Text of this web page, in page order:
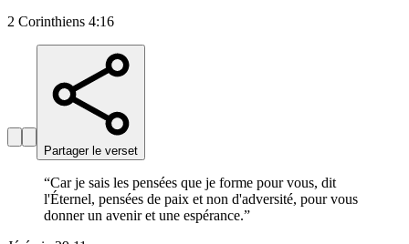
2 Corinthiens 4:16
Partager le verset
“Car je sais les pensées que je forme pour vous, dit
l'Éternel, pensées de paix et non d'adversité, pour vous
donner un avenir et une espérance.”